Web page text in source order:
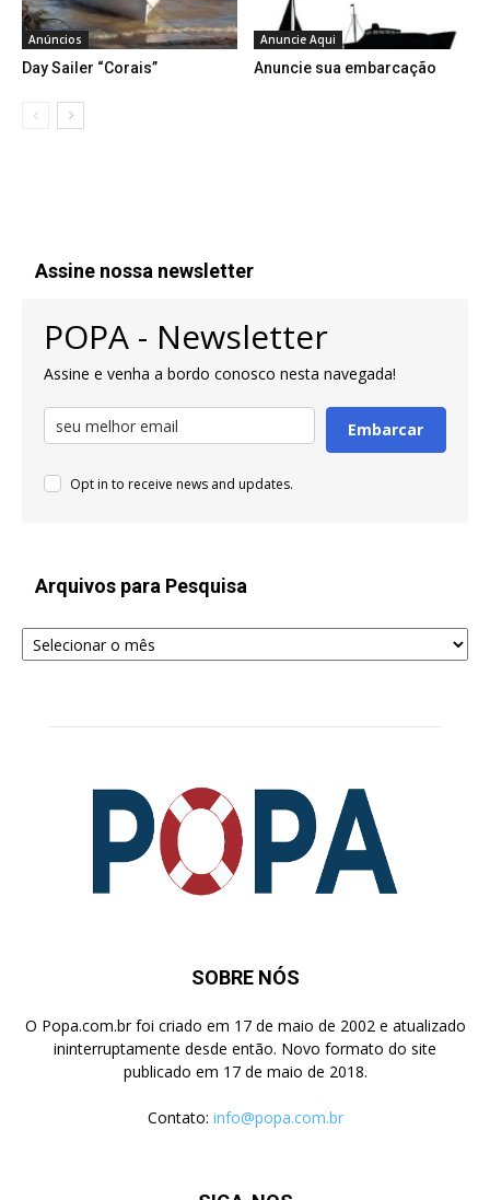
Anúncios
Day Sailer “Corais”
Anuncie Aqui
Anuncie sua embarcação
Assine nossa newsletter
POPA - Newsletter
Assine e venha a bordo conosco nesta navegada!
Embarcar
Opt in to receive news and updates.
Arquivos para Pesquisa
Arquivos
para
SOBRE NÓS
O Popa.com.br foi criado em 17 de maio de 2002 e atualizado
ininterruptamente desde então. Novo formato do site
publicado em 17 de maio de 2018.
Contato: info@popa.com.br